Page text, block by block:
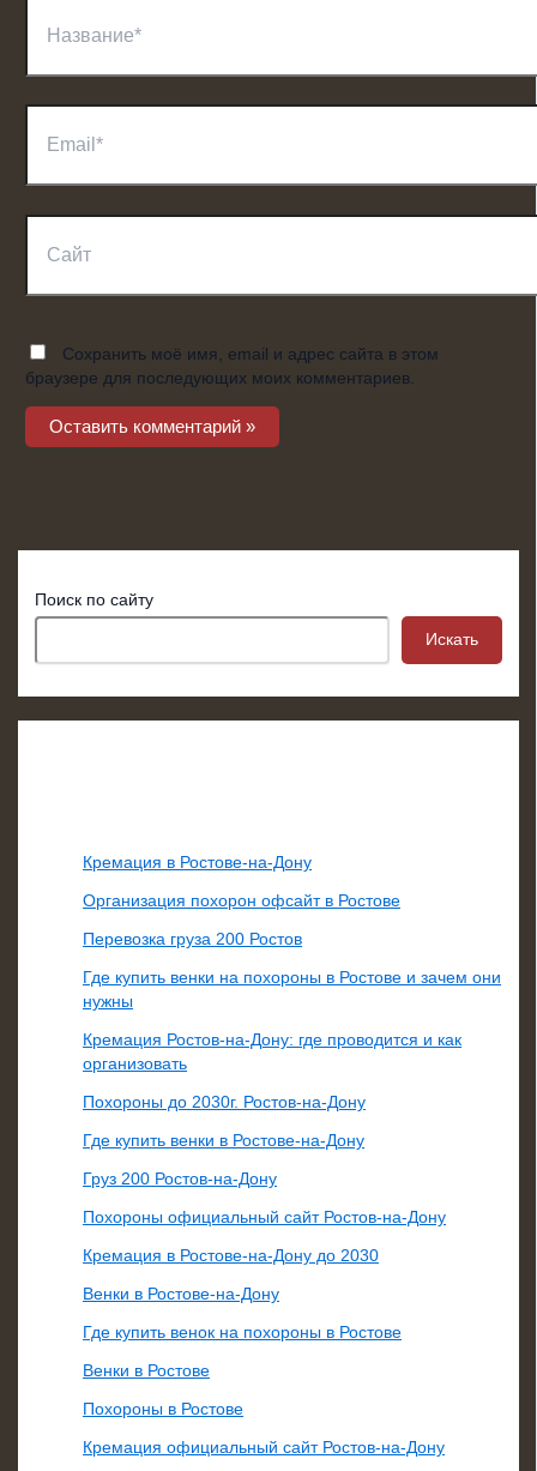
Сохранить моё имя, email и адрес сайта в этом
браузере для последующих моих комментариев.
Поиск по сайту
Искать
Кремация в Ростове-на-Дону
Организация похорон офсайт в Ростове
Перевозка груза 200 Ростов
Где купить венки на похороны в Ростове и зачем они
нужны
Кремация Ростов-на-Дону: где проводится и как
организовать
Похороны до 2030г. Ростов-на-Дону
Где купить венки в Ростове-на-Дону
Груз 200 Ростов-на-Дону
Похороны официальный сайт Ростов-на-Дону
Кремация в Ростове-на-Дону до 2030
Венки в Ростове-на-Дону
Где купить венок на похороны в Ростове
Венки в Ростове
Похороны в Ростове
Кремация официальный сайт Ростов-на-Дону